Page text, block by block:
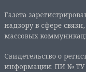
Газета
надзору в сфере
массовых
Свидетельство о
информации: ПИ № ТУ